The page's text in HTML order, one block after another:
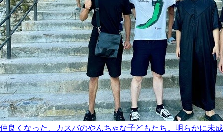
仲良くなった、カスバのやんちゃな子どもたち。明らかに未成